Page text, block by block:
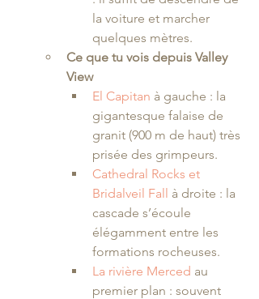
la voiture et marcher
quelques mètres.
Ce que tu vois depuis Valley
View
El Capitan à gauche : la
gigantesque falaise de
granit (900 m de haut) très
prisée des grimpeurs.
Cathedral Rocks et
Bridalveil Fall à droite : la
cascade s’écoule
élégamment entre les
formations rocheuses.
La rivière Merced au
premier plan : souvent